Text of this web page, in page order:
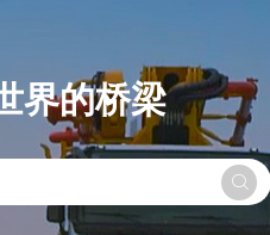
界的桥梁
